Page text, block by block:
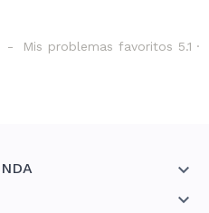
Mis problemas favoritos 5.1 ·

